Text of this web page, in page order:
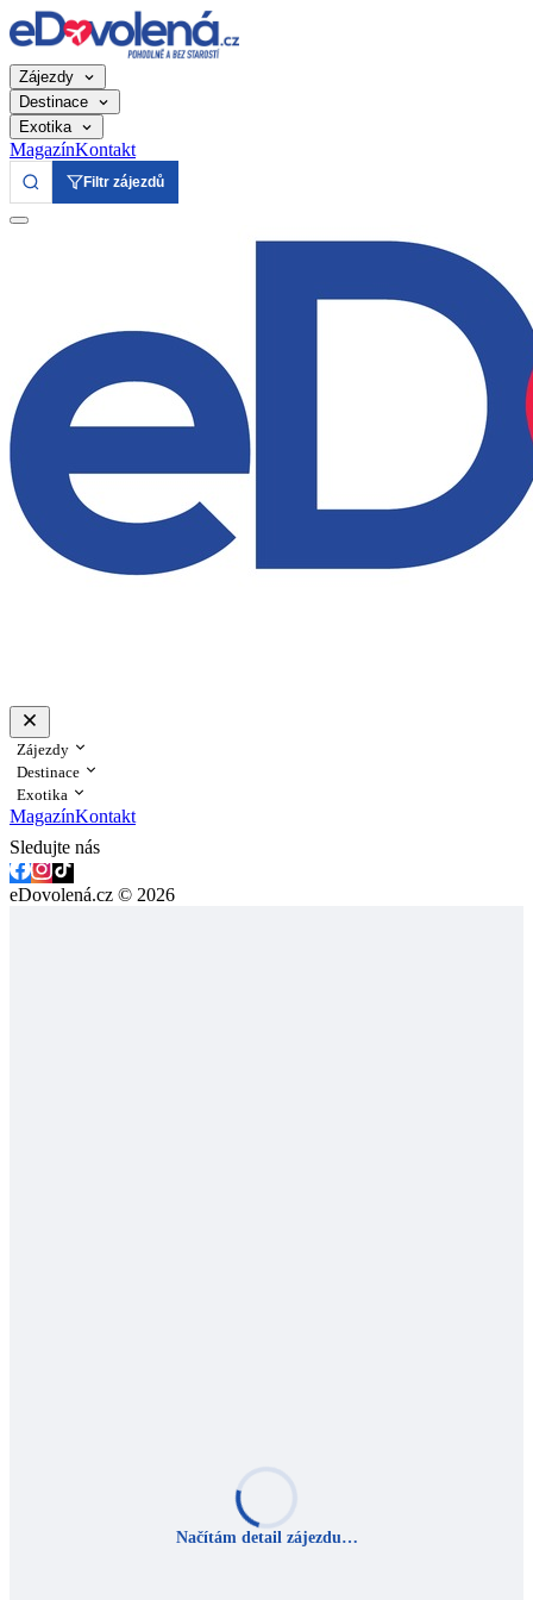
Zájezdy
Destinace
Exotika
MagazínKontakt
Filtr zájezdů
Zájezdy
Destinace
Exotika
MagazínKontakt
Sledujte nás
eDovolená.cz © 2026
Načítám detail zájezdu…